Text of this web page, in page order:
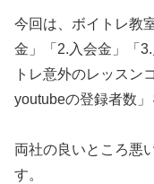
今回は、ボイトレ教
金」「2.入会金」「
トレ意外のレッスン
youtubeの登録者数」
両社の良いところ悪
す。